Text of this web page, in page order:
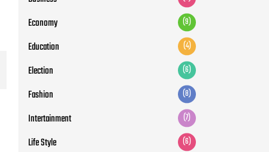
Economy (9)
Education (4)
Election (6)
Fashion (8)
Intertainment (7)
Life Style (6)